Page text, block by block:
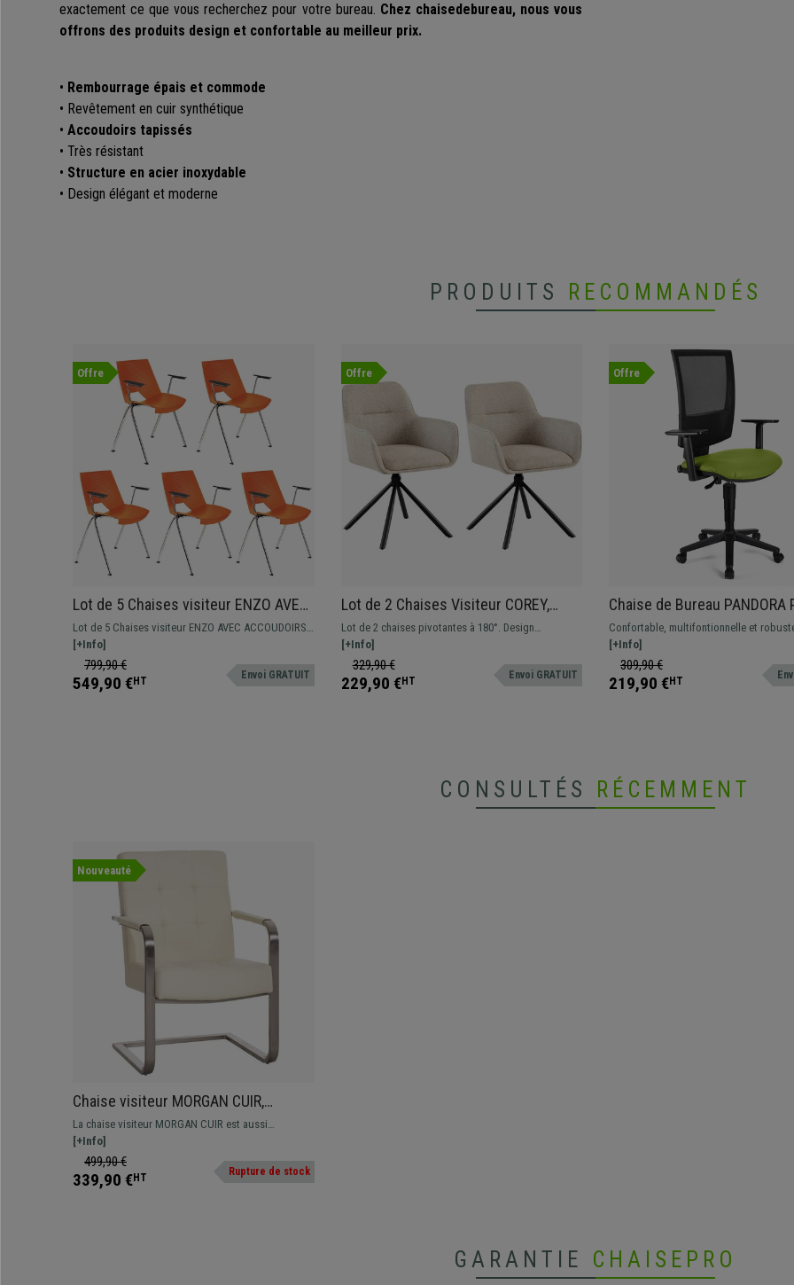
exactement ce que vous recherchez pour votre bureau. Chez chaisedebureau, nous vous
offrons des produits design et confortable au meilleur prix.
• Rembourrage épais et commode
• Revêtement en cuir synthétique
• Accoudoirs tapissés
• Très résistant
• Structure en acier inoxydable
• Design élégant et moderne
PRODUITS RECOMMANDÉS
Offre
Lot de 5 Chaises visiteur ENZO AVEC
ACCOUDOIRS, Commodes et
Pratiques, Empilables, Orange
Lot de 5 Chaises visiteur ENZO AVEC ACCOUDOIRS,
design spectaculaire pour donner une touche
moderne aux salles d'attente de conférences.
Disponible en différentes couleurs.
[+Info]
799,90 €
549,90 €HT Envoi GRATUIT
Offre
Lot de 2 Chaises Visiteur COREY,
Design Moderne, Pivotantes à 180°,
Tissu Taupe
Lot de 2 chaises pivotantes à 180°. Design
contemporain avec revêtement en tissu disponible
en plusieurs couleurs.
[+Info]
329,90 €
229,90 €HT Envoi GRATUIT
Offre
Chaise de Bureau PANDORA
CUIR, Dossier en Maille,
Ajustables, Rembourrage
Confortable, multifontionnelle et
imbattable. Cette magnifique chaise est
une utilisation quotidienne, disponible en
différentes couleurs
[+Info]
309,90 €
219,90 €HT
CONSULTÉS RÉCEMMENT
Nouveauté
Chaise visiteur MORGAN CUIR,
Structure en Acier Inoxydable et
Grand Rembourrage, Crème
La chaise visiteur MORGAN CUIR est aussi
commode qu'élégante. Design sublime et un grand
rembourrage tapissé en cuir de grande qualité.
Structure en acier inoxydable.
[+Info]
499,90 €
339,90 €HT Rupture de stock
GARANTIE CHAISEPRO